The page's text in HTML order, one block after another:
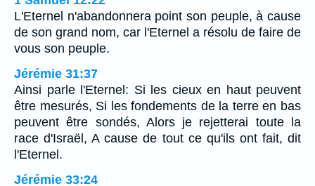
L'Eternel n'abandonnera point son peuple, à cause
de son grand nom, car l'Eternel a résolu de faire de
vous son peuple.
Jérémie 31:37
Ainsi parle l'Eternel: Si les cieux en haut peuvent
être mesurés, Si les fondements de la terre en bas
peuvent être sondés, Alors je rejetterai toute la
race d'Israël, A cause de tout ce qu'ils ont fait, dit
l'Eternel.
Jérémie 33:24